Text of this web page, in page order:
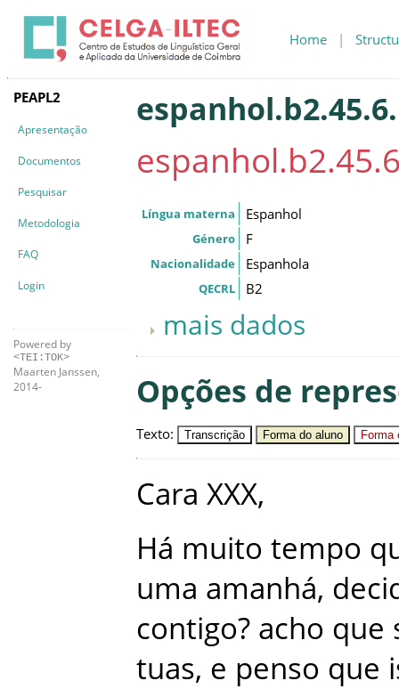
Home |
PEAPL2
Apresentação
Documentos
Pesquisar
Metodologia
FAQ
Login
Powered by
<TEI:TOK>
Maarten Janssen,
2014-
Língua materna Espanhol
Género F
Nacionalidade Espanhola
QECRL B2
mais dados
Opções de
Texto: Transcrição Forma do aluno Forma
Cara XXX,
Há muito tempo
uma amanhá,
contigo? acho que
tuas, e penso que